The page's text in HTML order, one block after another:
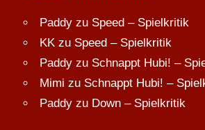
Paddy zu Speed – Spielkritik
KK zu Speed – Spielkritik
Paddy zu Schnappt Hubi! –
Mimi zu Schnappt Hubi! –
Paddy zu Down – Spielkritik